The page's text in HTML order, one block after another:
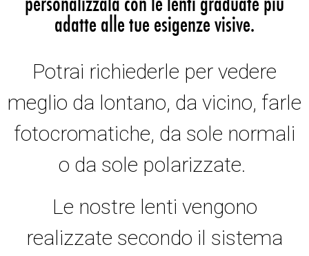
adatte alle tue esigenze visive.
Potrai richiederle per vedere
meglio da lontano, da vicino, farle
fotocromatiche, da sole normali
o da sole polarizzate.
Le nostre lenti vengono
realizzate secondo il sistema